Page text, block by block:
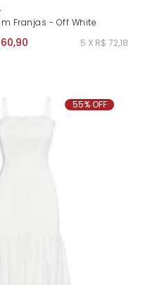
Franjas - Off White
5 X R$ 72,18
55% OFF